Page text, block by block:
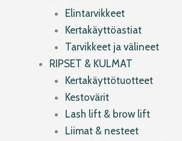
Elintarvikkeet
Kertakäyttöastiat
Tarvikkeet ja välineet
RIPSET & KULMAT
Kertakäyttötuotteet
Kestovärit
Lash lift & brow lift
Liimat & nesteet